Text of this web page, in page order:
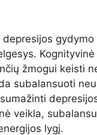
žmogui keisti
subalansuoti
veikla,
lygį.